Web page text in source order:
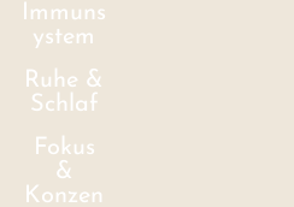
Immuns
ystem
Ruhe &
Schlaf
Fokus
&
Konzen